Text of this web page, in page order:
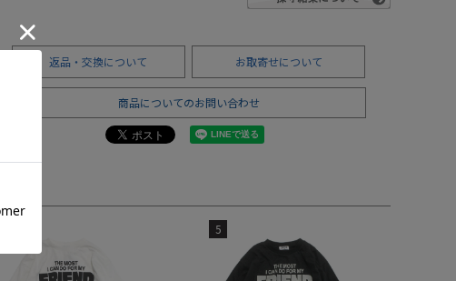
返品・交換について お取寄せについて
商品についてのお問い合わせ
5